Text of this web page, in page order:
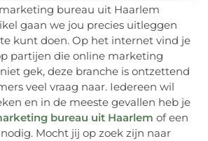
bureau uit Haarlem
gaan we jou precies uitleggen
kunt doen. Op het internet vind je
partijen die online marketing
gek, deze branche is ontzettend
veel vraag naar. Iedereen wil
en in de meeste gevallen heb je
bureau uit Haarlem of een
Mocht jij op zoek zijn naar